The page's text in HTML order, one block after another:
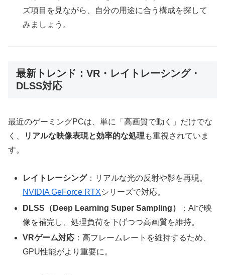
ズ項目を見ながら、自分の用途に合う構成を探して
みましょう。
最新トレンド：VR・レイトレーシング・
DLSS対応
最近のゲーミングPCは、単に「高画質で動く」だけでな
く、
リアルな映像表現と効率的な処理 も重視されていま
す。
レイトレーシング：リアルな光の反射や影を再現。
NVIDIA GeForce RTXシリーズで対応。
DLSS（Deep Learning Super Sampling）
：AIで映
像を補完し、処理負荷を下げつつ高画質を維持。
VRゲーム対応 ：高フレームレートを維持するため、
GPU性能がより重要に。